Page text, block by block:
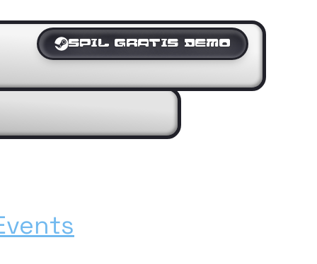
SPIL GRATIS DEMO